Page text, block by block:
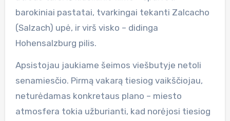
barokiniai pastatai, tvarkingai tekanti Zalcacho
(Salzach) upė, ir virš visko – didinga
Hohensalzburg pilis.
Apsistojau jaukiame šeimos viešbutyje netoli
senamiesčio. Pirmą vakarą tiesiog vaikščiojau,
neturėdamas konkretaus plano – miesto
atmosfera tokia užburianti, kad norėjosi tiesiog